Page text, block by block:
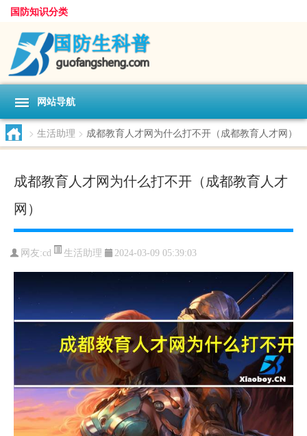
国防知识分类
网站导航
> 生活助理 > 成都教育人才网为什么打不开（成都教育人才网）
成都教育人才网为什么打不开（成都教育人才
网）
网友:cd 生活助理 2024-03-09 05:39:03